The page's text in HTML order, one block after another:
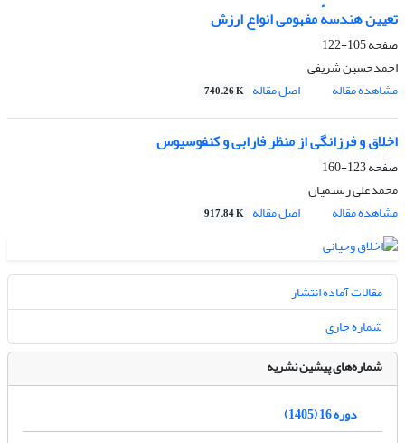
تعیین هندسهٔ مفهومی انواع ارزش
صفحه105-122
احمدحسین شریفی
مشاهده مقاله
اصل مقاله 740.26 K
اخلاق و فرزانگی از منظر فارابی و کنفوسیوس
صفحه123-160
محمدعلی رستمیان
مشاهده مقاله
اصل مقاله 917.84 K
مقالات آماده انتشار
شماره جاری
شماره‌های پیشین نشریه
دوره 16 (1405)